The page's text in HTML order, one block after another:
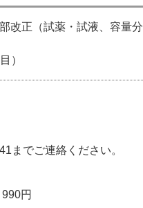
改正（試薬・試液、容量分
）
までご連絡ください。
円